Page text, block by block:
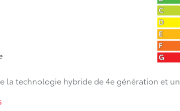
la technologie hybride de 4e génération et